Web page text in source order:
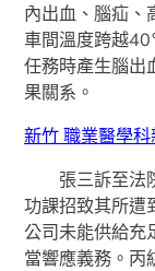
內出血、腦疝、
車間溫度跨越
任務時產生腦出
果關系。
新竹 職業醫學科
張三訴至法
功課招致其所遭
公司未能供給充
當響應義務。丙